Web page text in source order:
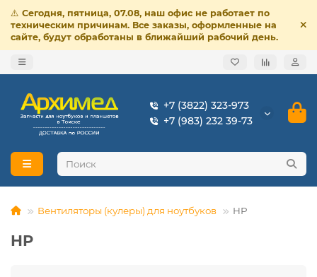
⚠️ Сегодня, пятница, 07.08, наш офис не работает по
техническим причинам. Все заказы, оформленные на
сайте, будут обработаны в ближайший рабочий день.
+7 (3822) 323-973
+7 (983) 232 39-73
Вентиляторы (кулеры) для ноутбуков HP
HP